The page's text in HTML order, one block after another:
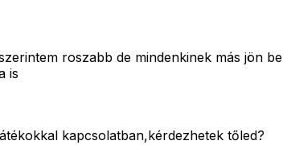
roszabb de mindenkinek más jön be
is
kapcsolatban,kérdezhetek tőled?